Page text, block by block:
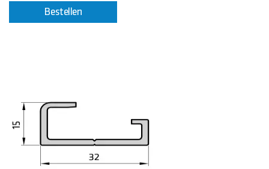
Bestellen